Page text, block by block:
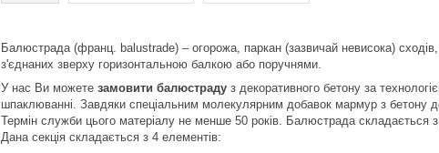
Балюстрада (франц. balustrade) – огорожа, паркан (зазвичай невисока)
з'єднаних зверху горизонтальною балкою або поручнями.
У нас Ви можете замовити балюстраду з декоративного бетону за
шпаклюванні. Завдяки спеціальним молекулярним добавок мармур з бетону
Термін служби цього матеріалу не менше 50 років. Балюстрада
Дана секція складається з 4 елементів: